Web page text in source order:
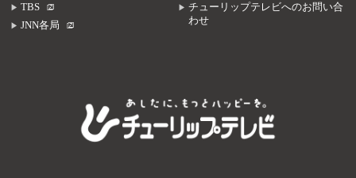
TBS
JNN各局
チューリップテレビへのお問い合
わせ